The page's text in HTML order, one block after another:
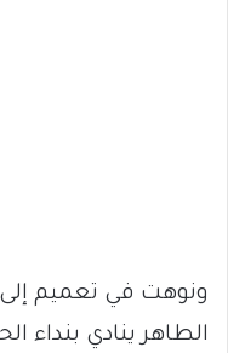
ونوهت في تعميم
الطاهر ينادي